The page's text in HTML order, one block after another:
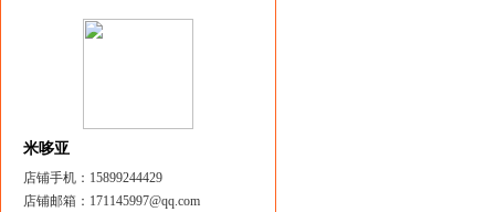
米哆亚
店铺手机：15899244429
店铺邮箱：171145997@qq.com